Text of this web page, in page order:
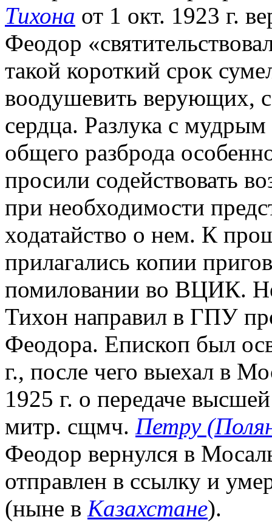
Тихона от 1 окт. 1923 г.
Феодор
такой короткий срок
воодушевить верующих,
сердца. Разлука с
общего разброда
просили содействовать
при необходимости
ходатайство о нем. К
прилагались копии
помиловании во ВЦИК. Не
Тихон направил в ГПУ
Феодора. Епископ был
г., после чего выехал в
1925 г. о передаче
митр. сщмч. Петру
Феодор вернулся в
отправлен в ссылку и
(ныне в Казахстане).